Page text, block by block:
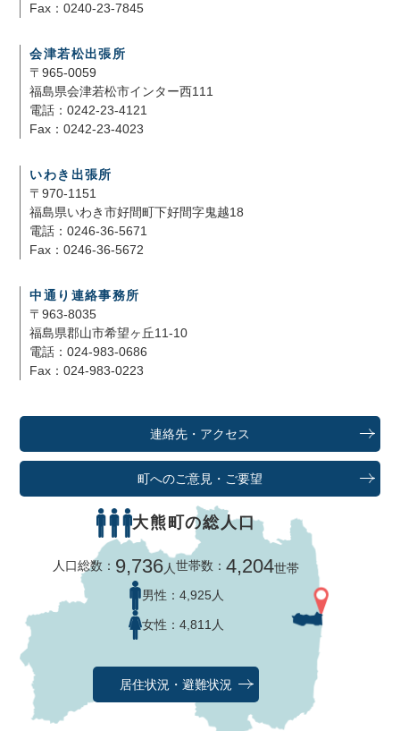
Fax：0240-23-7845
会津若松出張所
〒965-0059
福島県会津若松市インター西111
電話：0242-23-4121
Fax：0242-23-4023
いわき出張所
〒970-1151
福島県いわき市好間町下好間字鬼越18
電話：0246-36-5671
Fax：0246-36-5672
中通り連絡事務所
〒963-8035
福島県郡山市希望ヶ丘11-10
電話：024-983-0686
Fax：024-983-0223
連絡先・アクセス
町へのご意見・ご要望
大熊町の総人口
人口総数： 9,736人世帯数：4,204世帯
男性： 4,925人
女性： 4,811人
居住状況・避難状況